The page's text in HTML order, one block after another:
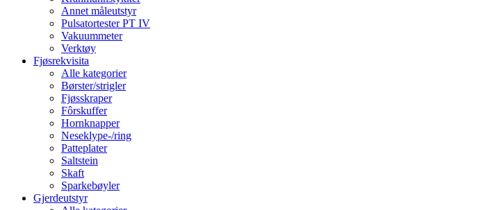
Annet måleutstyr
Pulsatortester PT IV
Vakuummeter
Verktøy
Fjøsrekvisita
Alle kategorier
Børster/strigler
Fjøsskraper
Fôrskuffer
Hornknapper
Neseklype-/ring
Patteplater
Saltstein
Skaft
Sparkebøyler
Gjerdeutstyr